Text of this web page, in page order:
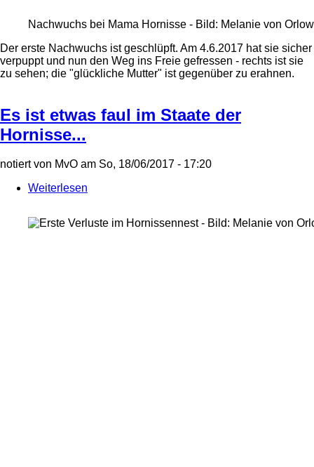
Nachwuchs bei Mama Hornisse - Bild: Melanie von Orlow
Der erste Nachwuchs ist geschlüpft. Am 4.6.2017 hat sie sicher
verpuppt und nun den Weg ins Freie gefressen - rechts ist sie
zu sehen; die "glückliche Mutter" ist gegenüber zu erahnen.
Es ist etwas faul im Staate der
Hornisse...
notiert von MvO am So, 18/06/2017 - 17:20
Weiterlesen
etwas